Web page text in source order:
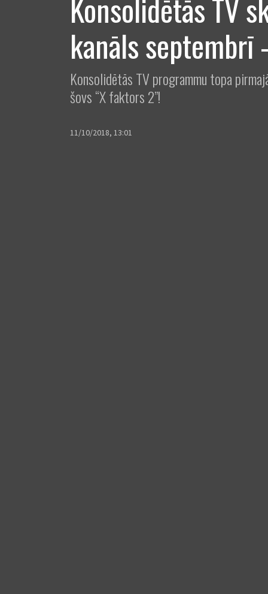
Konsolidētās TV
kanāls septembrī
Konsolidētās TV programmu topa
šovs “X faktors 2”!
11/10/2018, 13:01